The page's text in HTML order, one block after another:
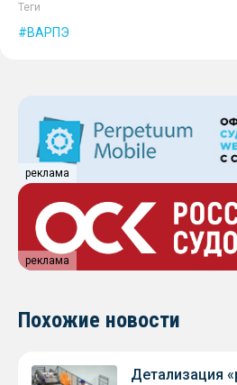
Теги
ВАРПЭ
реклама
реклама
Похожие новости
Детализация